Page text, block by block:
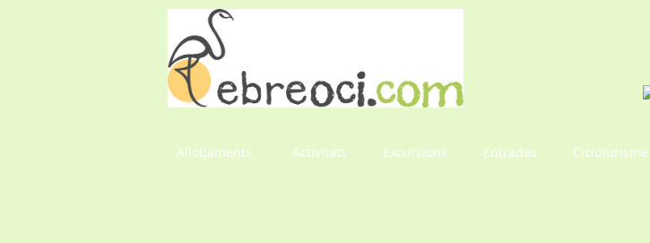
Allotjaments Activitats Excursions Entrades Cicloturisme